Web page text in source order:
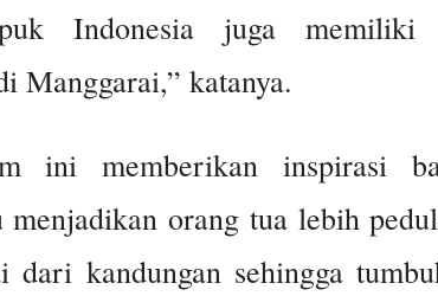
Indonesia juga memiliki
Manggarai,” katanya.
ini memberikan inspirasi
orang tua lebih
dari kandungan sehingga